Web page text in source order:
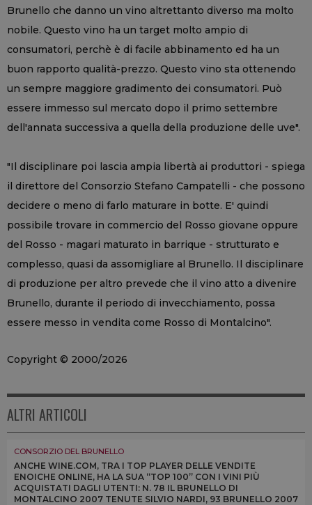
Brunello che danno un vino altrettanto diverso ma molto
nobile. Questo vino ha un target molto ampio di
consumatori, perchè è di facile abbinamento ed ha un
buon rapporto qualità-prezzo. Questo vino sta ottenendo
un sempre maggiore gradimento dei consumatori. Può
essere immesso sul mercato dopo il primo settembre
dell'annata successiva a quella della produzione delle uve".
"Il disciplinare poi lascia ampia libertà ai produttori - spiega
il direttore del Consorzio Stefano Campatelli - che possono
decidere o meno di farlo maturare in botte. E' quindi
possibile trovare in commercio del Rosso giovane oppure
del Rosso - magari maturato in barrique - strutturato e
complesso, quasi da assomigliare al Brunello. Il disciplinare
di produzione per altro prevede che il vino atto a divenire
Brunello, durante il periodo di invecchiamento, possa
essere messo in vendita come Rosso di Montalcino".
Copyright © 2000/2026
ALTRI ARTICOLI
CONSORZIO DEL BRUNELLO
ANCHE WINE.COM, TRA I TOP PLAYER DELLE VENDITE
ENOICHE ONLINE, HA LA SUA “TOP 100” CON I VINI PIÙ
ACQUISTATI DAGLI UTENTI: N. 78 IL BRUNELLO DI
MONTALCINO 2007 TENUTE SILVIO NARDI, 93 BRUNELLO 2007